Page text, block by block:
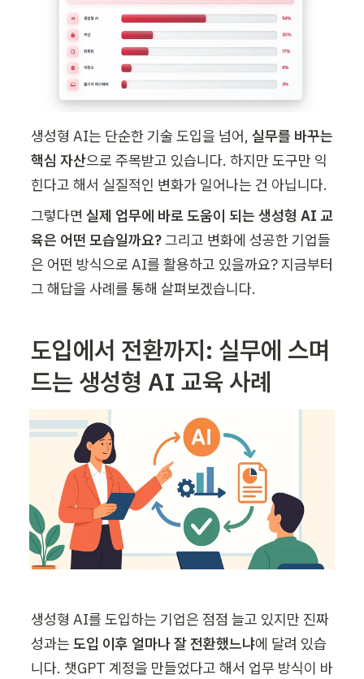
생성형 AI는 단순한 기술 도입을 넘어, 실무를 바꾸는
핵심 자산으로 주목받고 있습니다. 하지만 도구만 익
힌다고 해서 실질적인 변화가 일어나는 건 아닙니다.
그렇다면 실제 업무에 바로 도움이 되는 생성형 AI 교
육은 어떤 모습일까요? 그리고 변화에 성공한 기업들
은 어떤 방식으로 AI를 활용하고 있을까요? 지금부터
그 해답을 사례를 통해 살펴보겠습니다.
도입에서 전환까지: 실무에 스며
드는 생성형 AI 교육 사례
생성형 AI를 도입하는 기업은 점점 늘고 있지만 진짜
성과는 도입 이후 얼마나 잘 전환했느냐에 달려 있습
니다. 챗GPT 계정을 만들었다고 해서 업무 방식이 바